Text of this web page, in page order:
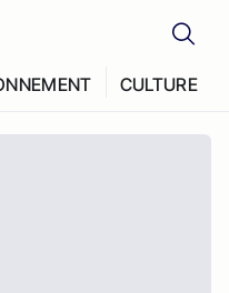
CULTURE